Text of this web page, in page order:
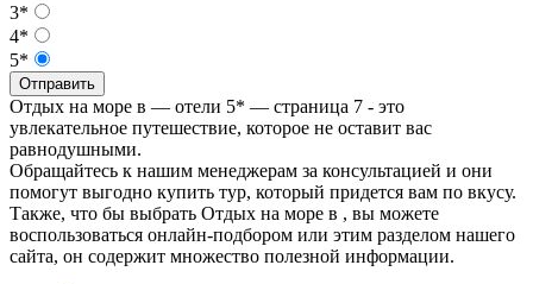
3*
4*
5*
Отправить
Отдых на море в — отели 5* — страница 7 - это
увлекательное путешествие, которое не оставит вас
равнодушными.
Обращайтесь к нашим менеджерам за консультацией и они
помогут выгодно купить тур, который придется вам по вкусу.
Также, что бы выбрать Отдых на море в , вы можете
воспользоваться онлайн-подбором или этим разделом нашего
сайта, он содержит множество полезной информации.